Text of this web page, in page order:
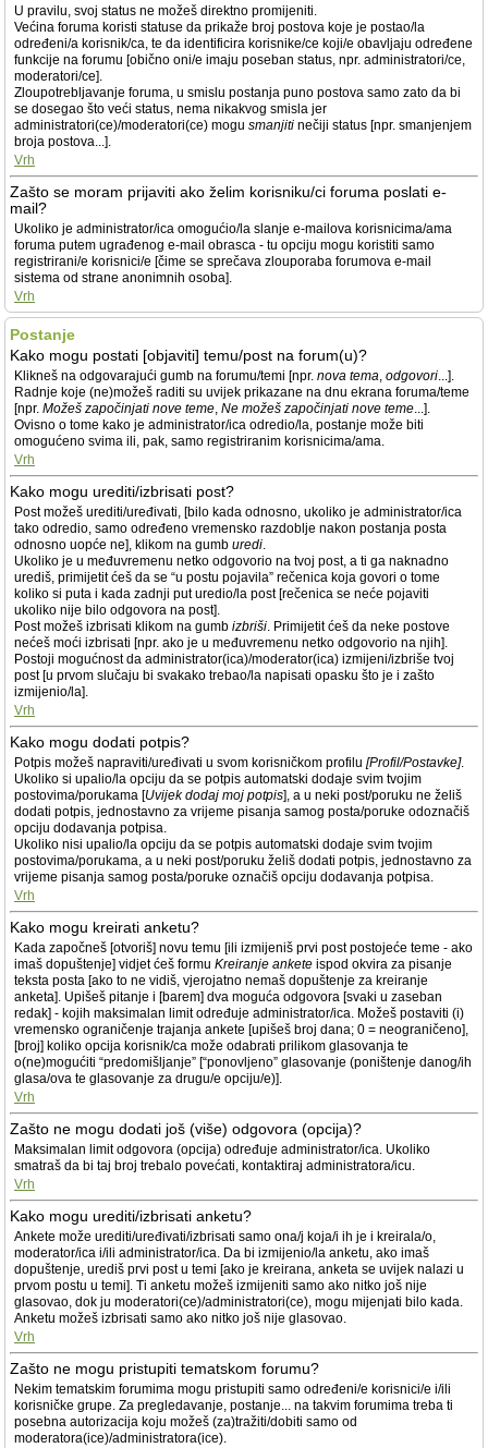
U pravilu, svoj status ne možeš direktno promijeniti.
Većina foruma koristi statuse da prikaže broj postova koje je postao/la
određeni/a korisnik/ca, te da identificira korisnike/ce koji/e obavljaju određene
funkcije na forumu [obično oni/e imaju poseban status, npr. administratori/ce,
moderatori/ce].
Zloupotrebljavanje foruma, u smislu postanja puno postova samo zato da bi
se dosegao što veći status, nema nikakvog smisla jer
administratori(ce)/moderatori(ce) mogu smanjiti nečiji status [npr. smanjenjem
broja postova...].
Vrh
Zašto se moram prijaviti ako želim korisniku/ci foruma poslati e-
mail?
Ukoliko je administrator/ica omogućio/la slanje e-mailova korisnicima/ama
foruma putem ugrađenog e-mail obrasca - tu opciju mogu koristiti samo
registrirani/e korisnici/e [čime se sprečava zlouporaba forumova e-mail
sistema od strane anonimnih osoba].
Vrh
Postanje
Kako mogu postati [objaviti] temu/post na forum(u)?
Klikneš na odgovarajući gumb na forumu/temi [npr. nova tema, odgovori...].
Radnje koje (ne)možeš raditi su uvijek prikazane na dnu ekrana foruma/teme
[npr. Možeš započinjati nove teme, Ne možeš započinjati nove teme...].
Ovisno o tome kako je administrator/ica odredio/la, postanje može biti
omogućeno svima ili, pak, samo registriranim korisnicima/ama.
Vrh
Kako mogu urediti/izbrisati post?
Post možeš urediti/uređivati, [bilo kada odnosno, ukoliko je administrator/ica
tako odredio, samo određeno vremensko razdoblje nakon postanja posta
odnosno uopće ne], klikom na gumb uredi.
Ukoliko je u međuvremenu netko odgovorio na tvoj post, a ti ga naknadno
urediš, primijetit ćeš da se “u postu pojavila” rečenica koja govori o tome
koliko si puta i kada zadnji put uredio/la post [rečenica se neće pojaviti
ukoliko nije bilo odgovora na post].
Post možeš izbrisati klikom na gumb izbriši. Primijetit ćeš da neke postove
nećeš moći izbrisati [npr. ako je u međuvremenu netko odgovorio na njih].
Postoji mogućnost da administrator(ica)/moderator(ica) izmijeni/izbriše tvoj
post [u prvom slučaju bi svakako trebao/la napisati opasku što je i zašto
izmijenio/la].
Vrh
Kako mogu dodati potpis?
Potpis možeš napraviti/uređivati u svom korisničkom profilu [Profil/Postavke].
Ukoliko si upalio/la opciju da se potpis automatski dodaje svim tvojim
postovima/porukama [Uvijek dodaj moj potpis], a u neki post/poruku ne želiš
dodati potpis, jednostavno za vrijeme pisanja samog posta/poruke odoznačiš
opciju dodavanja potpisa.
Ukoliko nisi upalio/la opciju da se potpis automatski dodaje svim tvojim
postovima/porukama, a u neki post/poruku želiš dodati potpis, jednostavno za
vrijeme pisanja samog posta/poruke označiš opciju dodavanja potpisa.
Vrh
Kako mogu kreirati anketu?
Kada započneš [otvoriš] novu temu [ili izmijeniš prvi post postojeće teme - ako
imaš dopuštenje] vidjet ćeš formu Kreiranje ankete ispod okvira za pisanje
teksta posta [ako to ne vidiš, vjerojatno nemaš dopuštenje za kreiranje
anketa]. Upišeš pitanje i [barem] dva moguća odgovora [svaki u zaseban
redak] - kojih maksimalan limit određuje administrator/ica. Možeš postaviti (i)
vremensko ograničenje trajanja ankete [upišeš broj dana; 0 = neograničeno],
[broj] koliko opcija korisnik/ca može odabrati prilikom glasovanja te
o(ne)mogućiti “predomišljanje” [“ponovljeno” glasovanje (poništenje danog/ih
glasa/ova te glasovanje za drugu/e opciju/e)].
Vrh
Zašto ne mogu dodati još (više) odgovora (opcija)?
Maksimalan limit odgovora (opcija) određuje administrator/ica. Ukoliko
smatraš da bi taj broj trebalo povećati, kontaktiraj administratora/icu.
Vrh
Kako mogu urediti/izbrisati anketu?
Ankete može urediti/uređivati/izbrisati samo ona/j koja/i ih je i kreirala/o,
moderator/ica i/ili administrator/ica. Da bi izmijenio/la anketu, ako imaš
dopuštenje, urediš prvi post u temi [ako je kreirana, anketa se uvijek nalazi u
prvom postu u temi]. Ti anketu možeš izmijeniti samo ako nitko još nije
glasovao, dok ju moderatori(ce)/administratori(ce), mogu mijenjati bilo kada.
Anketu možeš izbrisati samo ako nitko još nije glasovao.
Vrh
Zašto ne mogu pristupiti tematskom forumu?
Nekim tematskim forumima mogu pristupiti samo određeni/e korisnici/e i/ili
korisničke grupe. Za pregledavanje, postanje... na takvim forumima treba ti
posebna autorizacija koju možeš (za)tražiti/dobiti samo od
moderatora(ice)/administratora(ice).